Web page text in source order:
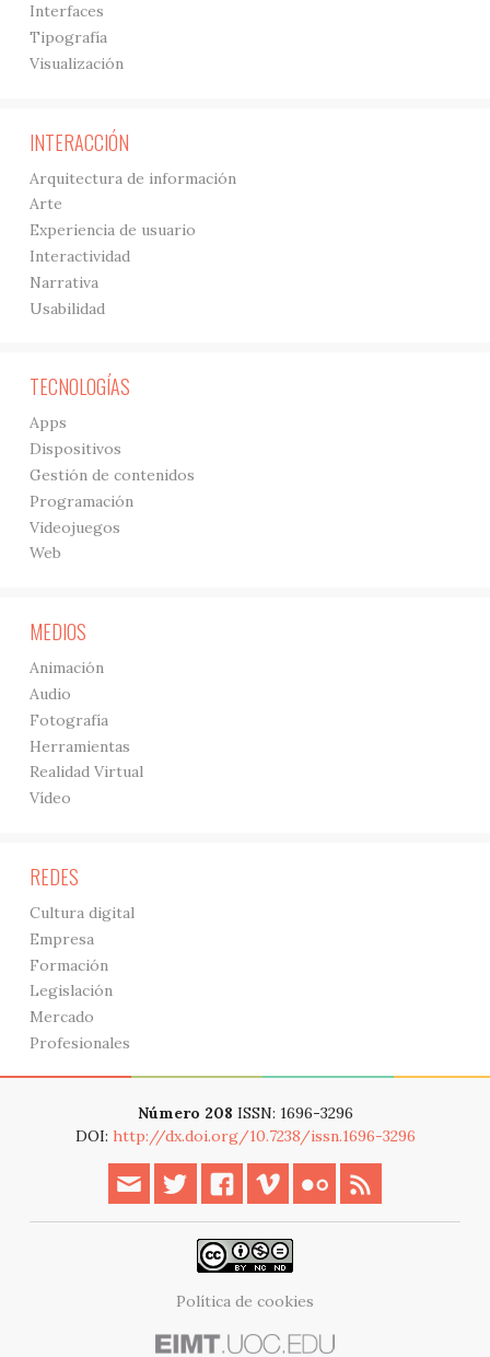
Interfaces
Tipografía
Visualización
INTERACCIÓN
Arquitectura de información
Arte
Experiencia de usuario
Interactividad
Narrativa
Usabilidad
TECNOLOGÍAS
Apps
Dispositivos
Gestión de contenidos
Programación
Videojuegos
Web
MEDIOS
Animación
Audio
Fotografía
Herramientas
Realidad Virtual
Vídeo
REDES
Cultura digital
Empresa
Formación
Legislación
Mercado
Profesionales
Número 208 ISSN: 1696-3296
DOI: http://dx.doi.org/10.7238/issn.1696-3296
Política de cookies